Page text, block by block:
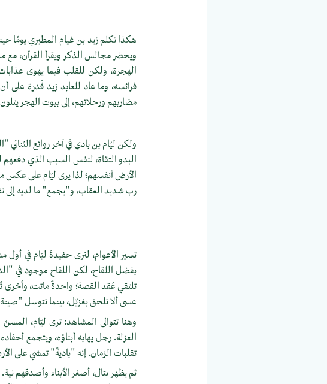
هكذا تكلم زيد بن غيام المطيري يومًا
ويحضر مجالس الذكر ويقرأ القرآن، مع
الهجرة، ولكن للقلب فيما يهوى
فرائسه، وما عاد للعابد زيد قُدرة على
مضاربهم ورحلاتهم، إلى بيوت الهجر
ولكن ليّام بن بادي في آخر روائع
البدو التقاة، لنفس السبب الذي
الأرض أنفسهم؛ لذا يرى ليّام على عكس
رب شديد العقاب، و"يجمع" ما لديه إلى
تسير الأعوام، لنرى حفيدةَ ليّام في
بفضل اللقاح، لكن اللقاح موجود في
تلتقي عُقد القصة؛ واحدةٌ ماتت، وأخرى
عسى ألا تلحق بغزيّل، بينما تتوسل
وهنا تتوالى المشاهد: ترى ليّام، المسنّ
العزلة. رجل يهابه أبناؤه، ويتجمع
تقلبات الزمان. إنه "باديةٌ" تمشي على
ثم يظهر بتال، أصغر الأبناء وأصدقهم